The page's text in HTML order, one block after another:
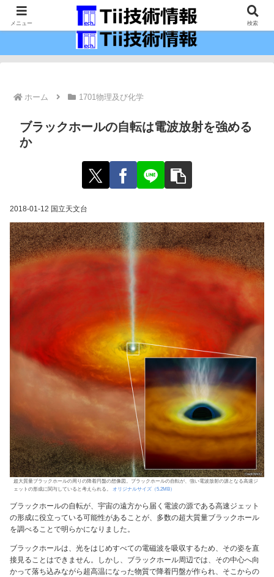
最新の科学技術の情報インフラ。
ホーム 1701物理及び化学
ブラックホールの自転は電波放射を強める
か
2018-01-12 国立天文台
超大質量ブラックホールの周りの降着円盤の想像図。ブラックホールの自転が、強い電波放射の源となる高速ジ
ェットの形成に関与していると考えられる。 オリジナルサイズ（5.2MB）
ブラックホールの自転が、宇宙の遠方から届く電波の源である高速ジェット
の形成に役立っている可能性があることが、多数の超大質量ブラックホール
を調べることで明らかになりました。
ブラックホールは、光をはじめすべての電磁波を吸収するため、その姿を直
接見ることはできません。しかし、ブラックホール周辺では、その中心へ向
かって落ち込みながら超高温になった物質で降着円盤が作られ、そこからの
メニュー 検索